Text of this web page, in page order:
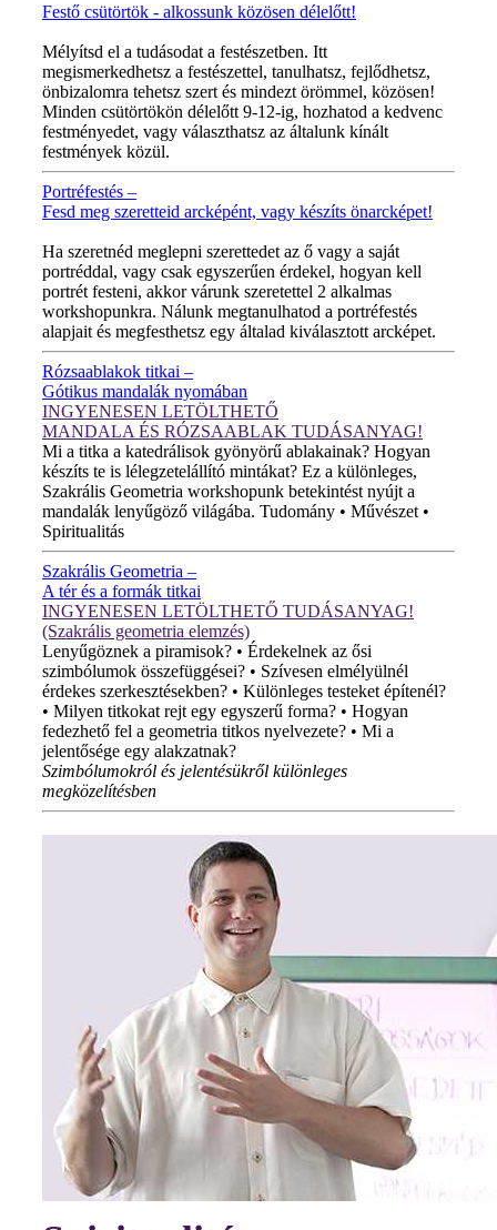
Festő csütörtök - alkossunk közösen délelőtt!
Mélyítsd el a tudásodat a festészetben. Itt
megismerkedhetsz a festészettel, tanulhatsz, fejlődhetsz,
önbizalomra tehetsz szert és mindezt örömmel, közösen!
Minden csütörtökön délelőtt 9-12-ig, hozhatod a kedvenc
festményedet, vagy választhatsz az általunk kínált
festmények közül.
Portréfestés –
Fesd meg szeretteid arcképént, vagy készíts önarcképet!
Ha szeretnéd meglepni szerettedet az ő vagy a saját
portréddal, vagy csak egyszerűen érdekel, hogyan kell
portrét festeni, akkor várunk szeretettel 2 alkalmas
workshopunkra. Nálunk megtanulhatod a portréfestés
alapjait és megfesthetsz egy általad kiválasztott arcképet.
Rózsaablakok titkai –
Gótikus mandalák nyomában
INGYENESEN LETÖLTHETŐ
MANDALA ÉS RÓZSAABLAK TUDÁSANYAG!
Mi a titka a katedrálisok gyönyörű ablakainak? Hogyan
készíts te is lélegzetelállító mintákat? Ez a különleges,
Szakrális Geometria workshopunk betekintést nyújt a
mandalák lenyűgöző világába. Tudomány • Művészet •
Spiritualitás
Szakrális Geometria –
A tér és a formák titkai
INGYENESEN LETÖLTHETŐ TUDÁSANYAG!
(Szakrális geometria elemzés)
Lenyűgöznek a piramisok? • Érdekelnek az ősi
szimbólumok összefüggései? • Szívesen elmélyülnél
érdekes szerkesztésekben? • Különleges testeket építenél?
• Milyen titkokat rejt egy egyszerű forma? • Hogyan
fedezhető fel a geometria titkos nyelvezete? • Mi a
jelentősége egy alakzatnak?
Szimbólumokról és jelentésükről különleges
megközelítésben